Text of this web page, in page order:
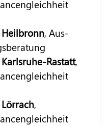
Heilbronn, Aus-
Karlsruhe-Rastatt,
Lörrach,